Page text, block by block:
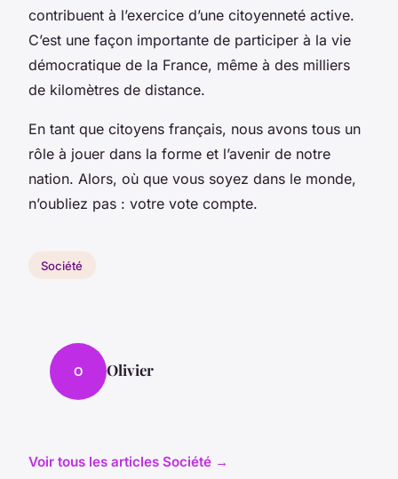
contribuent à l’exercice d’une citoyenneté active.
C’est une façon importante de participer à la vie
démocratique de la France, même à des milliers
de kilomètres de distance.
En tant que citoyens français, nous avons tous un
rôle à jouer dans la forme et l’avenir de notre
nation. Alors, où que vous soyez dans le monde,
n’oubliez pas : votre vote compte.
Société
O Olivier
Voir tous les articles Société →